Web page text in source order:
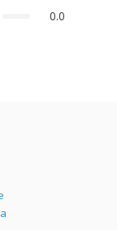
0.0